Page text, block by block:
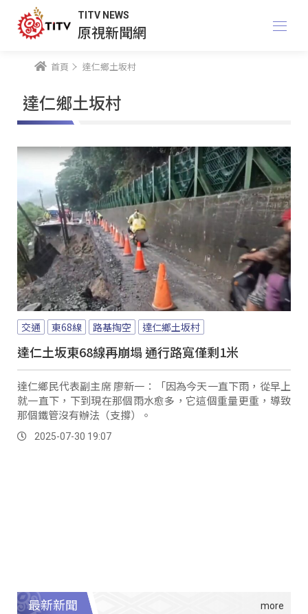
TITV NEWS
原視新聞網
首頁 達仁鄉土坂村
達仁鄉土坂村
交通 東68線 路基掏空 達仁鄉土坂村
達仁土坂東68線再崩塌 通行路寬僅剩1米
達仁鄉民代表副主席 廖新一：「因為今天一直下雨，從早上
就一直下，下到現在那個雨水愈多，它這個重量更重，導致
那個鐵管沒有辦法（支撐）。
2025-07-30 19:07
最新新聞